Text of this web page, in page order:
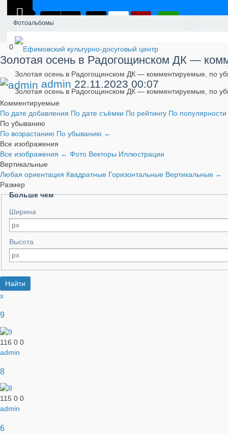
​Золотая осень в Радогощинском ДК — комментируемые, по
​Золотая осень в Радогощинском ДК — комментируемые, по
Фотоальбомы
0
​Золотая осень в Радогощинском ДК —
admin 22.11.2023 00:07
Комментируемые
По дате добавления По дате съёмки По рейтингу По популярности
По убыванию
По возрастанию По убыванию ←
Все изображения
Все изображения ← Фото Векторы Иллюстрации
Вертикальные
Любая ориентация Квадратные Горизонтальные Вертикальные ←
Размер
Больше чем
Ширина
Высота
x
9
116 0 0
admin
8
115 0 0
admin
6